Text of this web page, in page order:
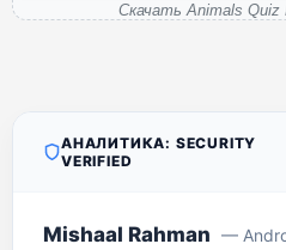
Скачать Animals Quiz
АНАЛИТИКА: SECURITY
VERIFIED
Mishaal Rahman —